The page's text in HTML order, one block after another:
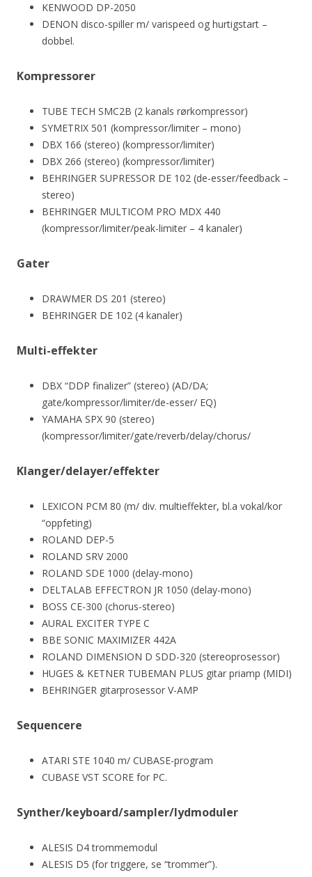
KENWOOD DP-2050
DENON disco-spiller m/ varispeed og hurtigstart –
dobbel.
Kompressorer
TUBE TECH SMC2B (2 kanals rørkompressor)
SYMETRIX 501 (kompressor/limiter – mono)
DBX 166 (stereo) (kompressor/limiter)
DBX 266 (stereo) (kompressor/limiter)
BEHRINGER SUPRESSOR DE 102 (de-esser/feedback –
stereo)
BEHRINGER MULTICOM PRO MDX 440
(kompressor/limiter/peak-limiter – 4 kanaler)
Gater
DRAWMER DS 201 (stereo)
BEHRINGER DE 102 (4 kanaler)
Multi-effekter
DBX “DDP finalizer” (stereo) (AD/DA;
gate/kompressor/limiter/de-esser/ EQ)
YAMAHA SPX 90 (stereo)
(kompressor/limiter/gate/reverb/delay/chorus/
Klanger/delayer/effekter
LEXICON PCM 80 (m/ div. multieffekter, bl.a vokal/kor
“oppfeting)
ROLAND DEP-5
ROLAND SRV 2000
ROLAND SDE 1000 (delay-mono)
DELTALAB EFFECTRON JR 1050 (delay-mono)
BOSS CE-300 (chorus-stereo)
AURAL EXCITER TYPE C
BBE SONIC MAXIMIZER 442A
ROLAND DIMENSION D SDD-320 (stereoprosessor)
HUGES & KETNER TUBEMAN PLUS gitar priamp (MIDI)
BEHRINGER gitarprosessor V-AMP
Sequencere
ATARI STE 1040 m/ CUBASE-program
CUBASE VST SCORE for PC.
Synther/keyboard/sampler/lydmoduler
ALESIS D4 trommemodul
ALESIS D5 (for triggere, se “trommer”).